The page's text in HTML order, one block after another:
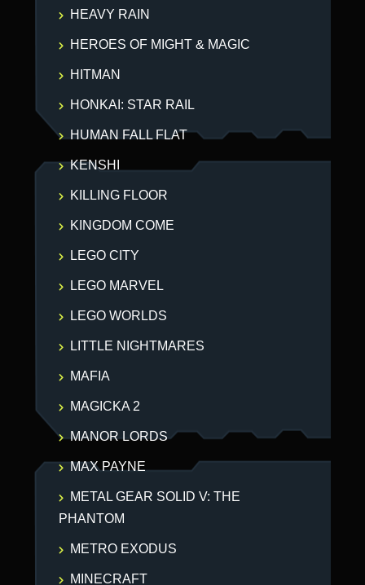
HEAVY RAIN
HEROES OF MIGHT & MAGIC
HITMAN
HONKAI: STAR RAIL
HUMAN FALL FLAT
KENSHI
KILLING FLOOR
KINGDOM COME
LEGO CITY
LEGO MARVEL
LEGO WORLDS
LITTLE NIGHTMARES
MAFIA
MAGICKA 2
MANOR LORDS
MAX PAYNE
METAL GEAR SOLID V: THE
PHANTOM
METRO EXODUS
MINECRAFT